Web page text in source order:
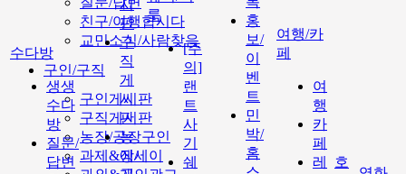
친구/여행합시다
교민소식/사람찾음
구인/구직
구인게시판
구직게시판
농장/공장구인
과제&에세이
수다방
생생
수다
방
질문/
답변
시
판
구
직
게
시
판
농
장/
룩
[주
의]
랜
트
사
기
쉐
홍
보/
이
벤
트
민
박/
홈
여행/카
페
여
행
카
페
레
호